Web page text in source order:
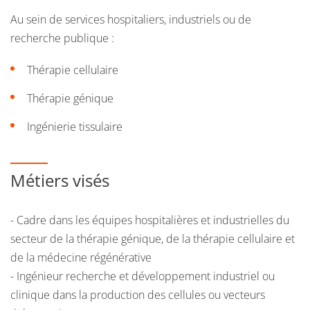
Cadre commercial dans les sociétés spécialisées dans
la culture cellulaire, les biomatériaux , les vecteurs, ...
Entre un tiers et la moitié de la promotion poursuit par
hospitalier ou en industrie. En plus des exemples cités
des postes d enseignants chercheurs, hospitalo-
universitaires, ou de chargés de recherche (INSERM, ...).
Au sein de services hospitaliers, industriels ou de
recherche publique :
Thérapie cellulaire
Thérapie génique
Ingénierie tissulaire
Métiers visés
- Cadre dans les équipes hospitalières et industrielles du
secteur de la thérapie génique, de la thérapie cellulaire et
de la médecine régénérative
- Ingénieur recherche et développement industriel ou
clinique dans la production des cellules ou vecteurs